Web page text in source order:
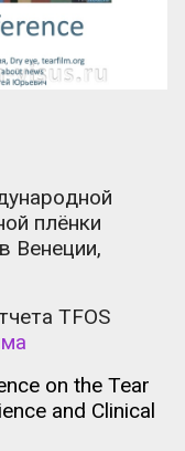
плёнки
Венеции,
TFOS
on the Tear
and Clinical